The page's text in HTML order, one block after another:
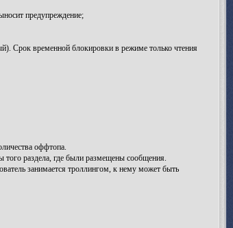
предупреждение;
Срок временной блокировки в режиме только чтения
оффтопа.
раздела, где были размещены сообщения.
занимается троллингом, к нему может быть